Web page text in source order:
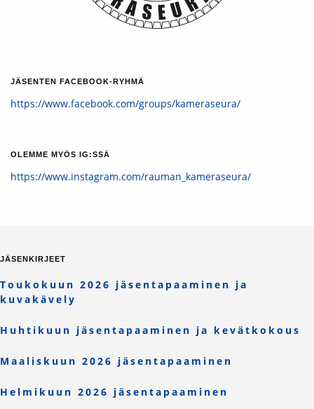
JÄSENTEN FACEBOOK-RYHMÄ
https://www.facebook.com/groups/kameraseura/
OLEMME MYÖS IG:SSÄ
https://www.instagram.com/rauman_kameraseura/
JÄSENKIRJEET
Toukokuun 2026 jäsentapaaminen ja
kuvakävely
Huhtikuun jäsentapaaminen ja kevätkokous
Maaliskuun 2026 jäsentapaaminen
Helmikuun 2026 jäsentapaaminen